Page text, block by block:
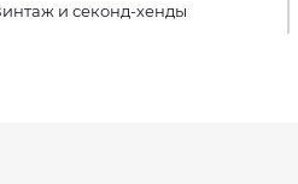
и секонд-хенды